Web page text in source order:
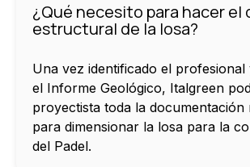
¿Qué necesito para hacer el
estructural de la losa?
Una vez identificado el profesional
el Informe Geológico, Italgreen
proyectista toda la documentación
para dimensionar la losa para la
del Padel.